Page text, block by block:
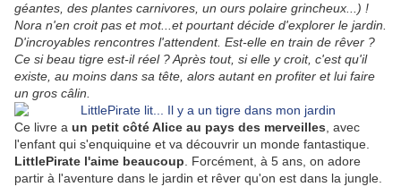
géantes, des plantes carnivores, un ours polaire grincheux...) !
Nora n'en croit pas et mot...et pourtant décide d'explorer le jardin.
D'incroyables rencontres l'attendent. Est-elle en train de rêver ?
Ce si beau tigre est-il réel ? Après tout, si elle y croit, c'est qu'il
existe, au moins dans sa tête, alors autant en profiter et lui faire
un gros câlin.
Ce livre a un petit côté Alice au pays des merveilles , avec
l'enfant qui s'enquiquine et va découvrir un monde fantastique.
LittlePirate l'aime beaucoup . Forcément, à 5 ans, on adore
partir à l'aventure dans le jardin et rêver qu'on est dans la jungle.